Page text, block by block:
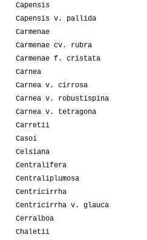
Capensis
Capensis v. pallida
Carmenae
Carmenae cv. rubra
Carmenae f. cristata
Carnea
Carnea v. cirrosa
Carnea v. robustispina
Carnea v. tetragona
Carretii
Casoi
Celsiana
Centralifera
Centraliplumosa
Centricirrha
Centricirrha v. glauca
Cerralboa
Chaletii